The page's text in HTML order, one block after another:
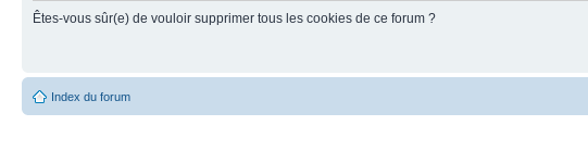
Êtes-vous sûr(e) de vouloir supprimer tous les cookies de ce forum ?
Index du forum